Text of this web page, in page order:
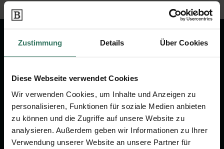
Zustimmung Details Über Cookies
Diese Webseite verwendet Cookies
Wir verwenden Cookies, um Inhalte und Anzeigen zu
personalisieren, Funktionen für soziale Medien anbieten
zu können und die Zugriffe auf unsere Website zu
analysieren. Außerdem geben wir Informationen zu Ihrer
Verwendung unserer Website an unsere Partner für
um das Thema Bestattung &
Vorsorge.
Jetzt beraten lassen